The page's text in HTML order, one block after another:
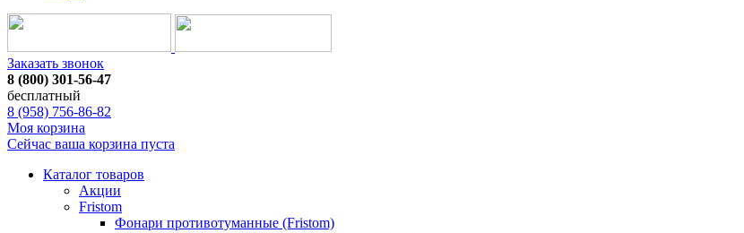
Заказать звонок
8 (800) 301-56-47
бесплатный
8 (958) 756-86-82
Моя корзина
Сейчас ваша корзина пуста
Каталог товаров
Акции
Fristom
Фонари противотуманные (Fristom)